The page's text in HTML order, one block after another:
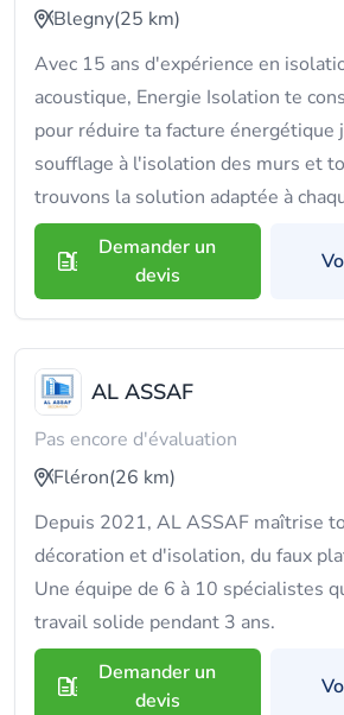
Blegny(25 km)
Avec 15 ans d'expérience en
acoustique, Energie Isolation te
pour réduire ta facture énergétique
soufflage à l'isolation des murs et
trouvons la solution adaptée à
Demander un
devis
AL ASSAF
Pas encore d'évaluation
Fléron(26 km)
Depuis 2021, AL ASSAF maîtrise
décoration et d'isolation, du faux
Une équipe de 6 à 10 spécialistes
travail solide pendant 3 ans.
Demander un
devis